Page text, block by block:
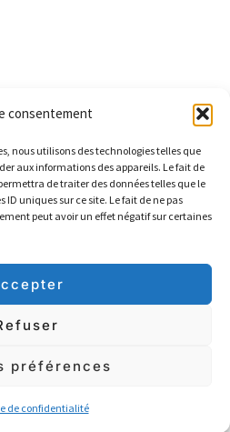
consentement
nous utilisons des technologies telles que
aux informations des appareils. Le fait de
de traiter des données telles que le
uniques sur ce site. Le fait de ne pas
peut avoir un effet négatif sur certaines
préférences
de confidentialité
Mistral
parIcone Internet